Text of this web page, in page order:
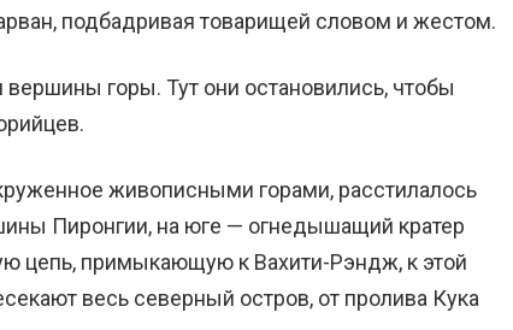
подбадривая товарищей словом и жестом.
горы. Тут они остановились, чтобы
живописными горами, расстилалось
Пиронгии, на юге — огнедышащий кратер
цепь, примыкающую к Вахити-Рэндж, к этой
весь северный остров, от пролива Кука